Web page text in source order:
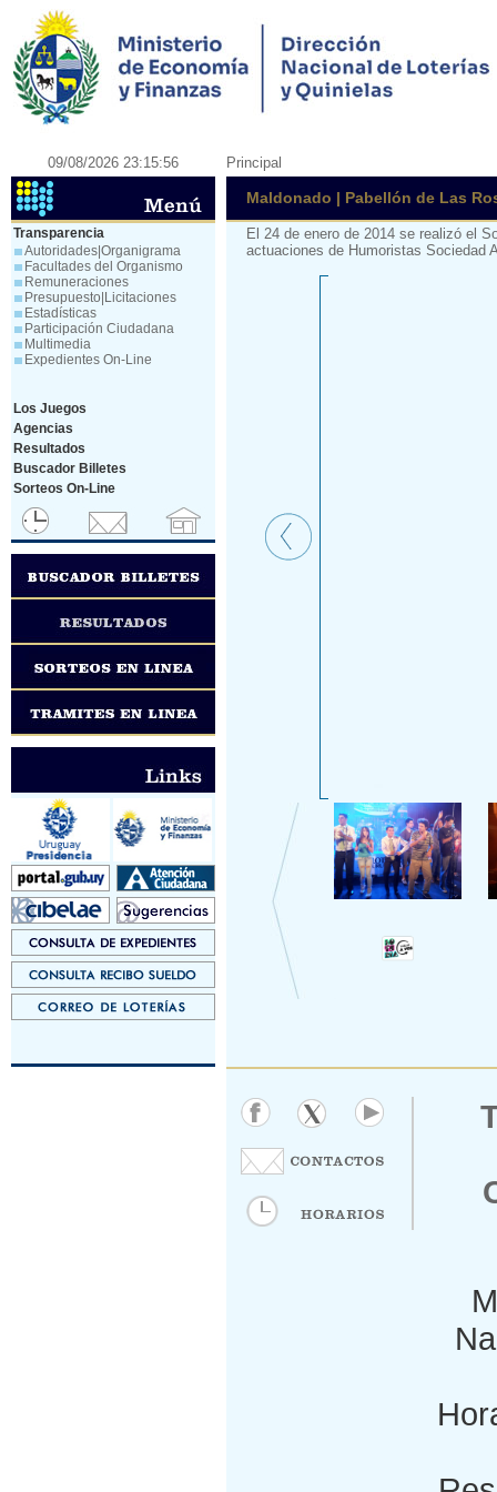
09/08/2026 23:15:56 Principal
Transparencia
Autoridades|Organigrama
Facultades del Organismo
Remuneraciones
Presupuesto|Licitaciones
Estadísticas
Participación Ciudadana
Multimedia
Expedientes On-Line
Los Juegos
Agencias
Resultados
Buscador Billetes
Sorteos On-Line
Maldonado | Pabellón de Las
El 24 de enero de 2014 se realizó el
actuaciones de Humoristas Sociedad